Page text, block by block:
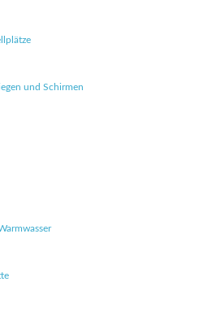
und Schirmen